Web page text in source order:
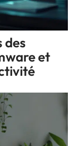
des
et